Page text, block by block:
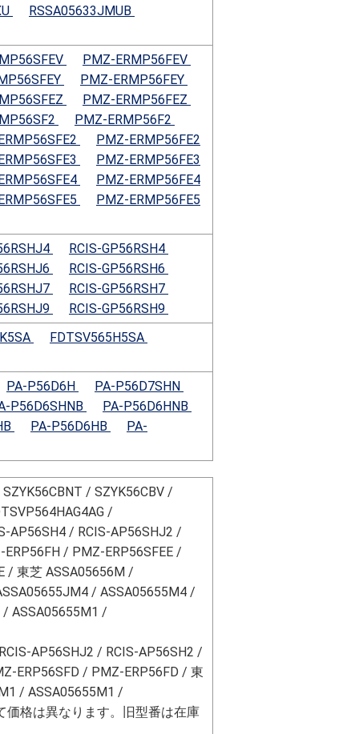
RSSA05633JMUB
PMZ-ERMP56FEV
PMZ-ERMP56FEY
PMZ-ERMP56FEZ
PMZ-ERMP56F2
PMZ-ERMP56FE2
PMZ-ERMP56FE3
PMZ-ERMP56FE4
PMZ-ERMP56FE5
RCIS-GP56RSH4
RCIS-GP56RSH6
RCIS-GP56RSH7
RCIS-GP56RSH9
FDTSV565H5SA
PA-P56D6H
PA-P56D7SHN
P56D6SHNB
PA-P56D6HNB
PA-P56D6HB PA-
/ SZYK56CBV /
/
AP56SH4 / RCIS-AP56SHJ2 /
/ PMZ-ERP56SFEE /
/ 東芝 ASSA05656M /
/ ASSA05655M4 /
ASSA05655M1 /
AP56SHJ2 / RCIS-AP56SH2 /
ERP56SFD / PMZ-ERP56FD / 東
/ ASSA05655M1 /
価格は異なります。旧型番は在庫